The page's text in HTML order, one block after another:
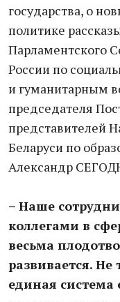
государства, о
политике
Парламентского
России по
и гуманитарным
председателя
представителей
Беларуси по
Александр
– Наше
коллегами в
весьма
развивается.
единая система